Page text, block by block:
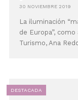
30 NOVIEMBRE 2019
La iluminación
de Europa”,
Turismo, Ana
DESTACADA